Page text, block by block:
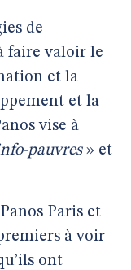
de
faire valoir le
et la
et la
vise à
pauvres» et
Paris et
à voir
ont